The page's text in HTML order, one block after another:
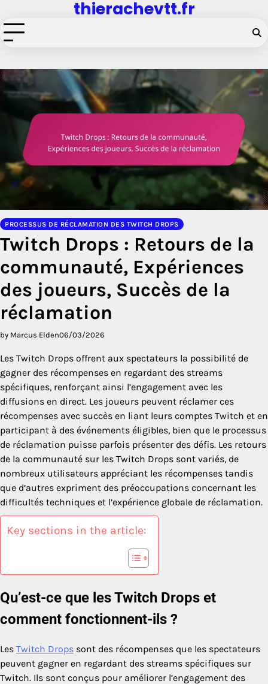
to
content
thierachevtt.fr
PROCESSUS DE RÉCLAMATION DES TWITCH DROPS
Twitch Drops : Retours de la
communauté, Expériences
des joueurs, Succès de la
réclamation
by Marcus Elden06/03/2026
Les Twitch Drops offrent aux spectateurs la possibilité de
gagner des récompenses en regardant des streams
spécifiques, renforçant ainsi l’engagement avec les
diffusions en direct. Les joueurs peuvent réclamer ces
récompenses avec succès en liant leurs comptes Twitch et en
participant à des événements éligibles, bien que le processus
de réclamation puisse parfois présenter des défis. Les retours
de la communauté sur les Twitch Drops sont variés, de
nombreux utilisateurs appréciant les récompenses tandis
que d’autres expriment des préoccupations concernant les
difficultés techniques et l’expérience globale de réclamation.
Key sections in the article:
Qu’est-ce que les Twitch Drops et
comment fonctionnent-ils ?
Les Twitch Drops sont des récompenses que les spectateurs
peuvent gagner en regardant des streams spécifiques sur
Twitch. Ils sont conçus pour améliorer l’engagement des